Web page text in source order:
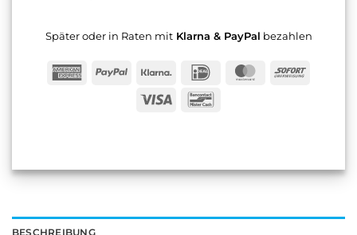
BESCHREIBUNG
Später oder in Raten mitKlarna & PayPal bezahlen
AmericanPayPal Klarna IDeal MasterCard
Sofort
Visa